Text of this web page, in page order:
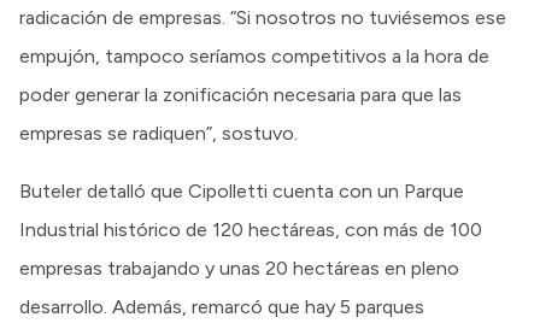
radicación de empresas. “Si nosotros no tuviésemos ese
empujón, tampoco seríamos competitivos a la hora de
poder generar la zonificación necesaria para que las
empresas se radiquen”, sostuvo.
Buteler detalló que Cipolletti cuenta con un Parque
Industrial histórico de 120 hectáreas, con más de 100
empresas trabajando y unas 20 hectáreas en pleno
desarrollo. Además, remarcó que hay 5 parques